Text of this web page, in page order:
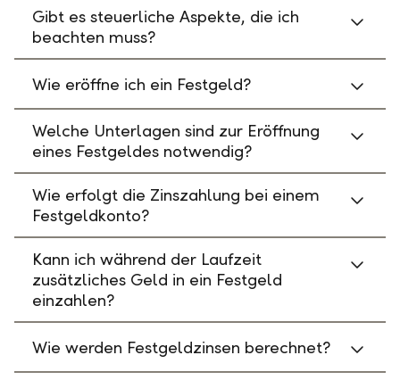
Gibt es steuerliche Aspekte, die ich
beachten muss?
Wie eröffne ich ein Festgeld?
Welche Unterlagen sind zur Eröffnung
eines Festgeldes notwendig?
Wie erfolgt die Zinszahlung bei einem
Festgeldkonto?
Kann ich während der Laufzeit
zusätzliches Geld in ein Festgeld
einzahlen?
Wie werden Festgeldzinsen berechnet?